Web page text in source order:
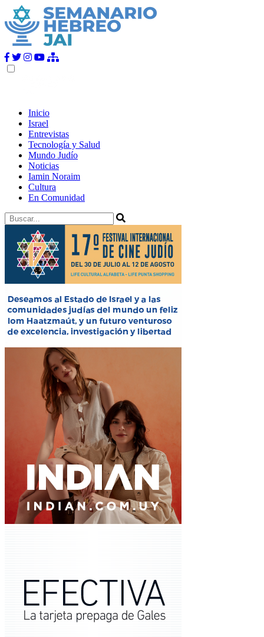
Inicio
Israel
Entrevistas
Tecnología y Salud
Mundo Judío
Noticias
Iamin Noraim
Cultura
En Comunidad